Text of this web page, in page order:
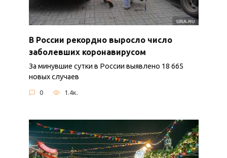
В России рекордно выросло число
заболевших коронавирусом
За минувшие сутки в России выявлено 18 665
новых случаев
0 1.4к.